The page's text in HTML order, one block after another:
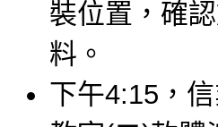
裝位置，確
料。
下午4:15，